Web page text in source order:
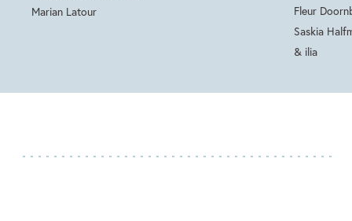
Marian Latour
Fleur
Saskia
& ilia